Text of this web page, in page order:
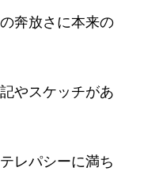
奔放さに本来の
やスケッチがあ
レパシーに満ち